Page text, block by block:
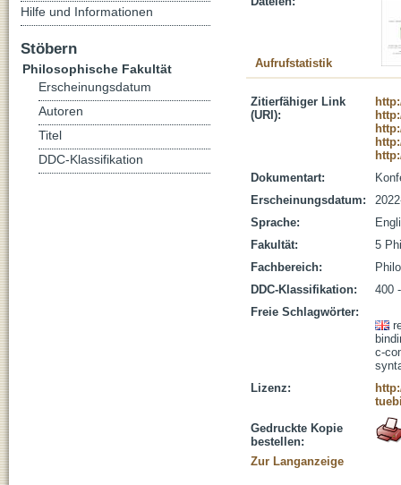
Aufrufstatistik
Zitierfähiger Link
(URI):
Dokumentart:
Erscheinungsdatum:
Sprache:
Fakultät:
5
Fachbereich:
DDC-Klassifikation:
400
Freie Schlagwörter:
c-
Lizenz:
Gedruckte Kopie
bestellen:
Zur Langanzeige
Hilfe und Informationen
Stöbern
Philosophische Fakultät
Erscheinungsdatum
Autoren
Titel
DDC-Klassifikation